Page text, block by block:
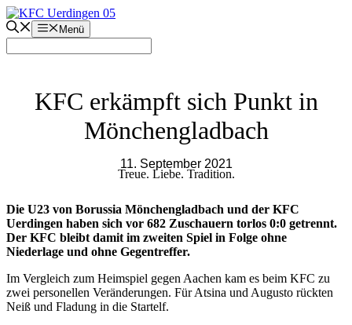
Zum
Inhalt
springen
Menü
KFC erkämpft sich Punkt in
Mönchengladbach
11. September 2021
Treue. Liebe. Tradition.
Die U23 von Borussia Mönchengladbach und der KFC
Uerdingen haben sich vor 682 Zuschauern torlos 0:0 getrennt.
Der KFC bleibt damit im zweiten Spiel in Folge ohne
Niederlage und ohne Gegentreffer.
Im Vergleich zum Heimspiel gegen Aachen kam es beim KFC zu
zwei personellen Veränderungen. Für Atsina und Augusto rückten
Neiß und Fladung in die Startelf.